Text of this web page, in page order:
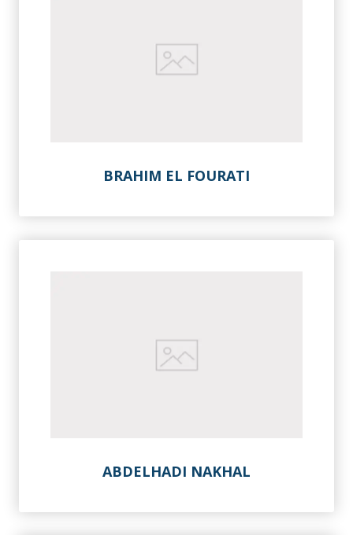
BRAHIM EL FOURATI
ABDELHADI NAKHAL